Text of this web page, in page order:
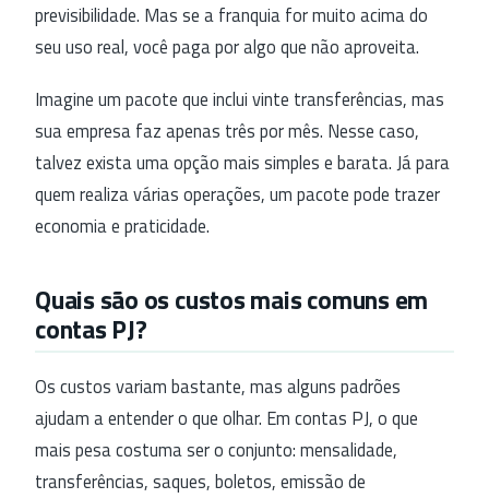
previsibilidade. Mas se a franquia for muito acima do
seu uso real, você paga por algo que não aproveita.
Imagine um pacote que inclui vinte transferências, mas
sua empresa faz apenas três por mês. Nesse caso,
talvez exista uma opção mais simples e barata. Já para
quem realiza várias operações, um pacote pode trazer
economia e praticidade.
Quais são os custos mais comuns em
contas PJ?
Os custos variam bastante, mas alguns padrões
ajudam a entender o que olhar. Em contas PJ, o que
mais pesa costuma ser o conjunto: mensalidade,
transferências, saques, boletos, emissão de